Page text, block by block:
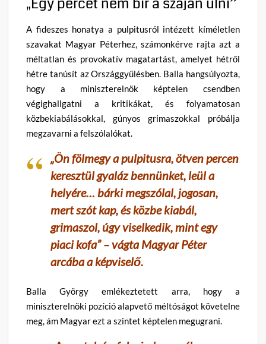
A fideszes honatya a pulpitusról intézett kíméletlen
szavakat Magyar Péterhez, számonkérve rajta azt a
méltatlan és provokatív magatartást, amelyet hétről
hétre tanúsít az Országgyűlésben. Balla hangsúlyozta,
hogy a miniszterelnök képtelen csendben
végighallgatni a kritikákat, és folyamatosan
közbekiabálásokkal, gúnyos grimaszokkal próbálja
megzavarni a felszólalókat.
„Ön fölmegy a pulpitusra, ötven percen
keresztül gyaláz bennünket, leül a
helyére… bárki megszólal, jogosan,
mert szót kap, és közbe kiabál,
grimaszol, úgy viselkedik, mint egy
piaci kofa” – vágta Magyar Péter
arcába a képviselő.
Balla György emlékeztetett arra, hogy a
miniszterelnöki pozíció alapvető méltóságot követelne
meg, ám Magyar ezt a szintet képtelen megugrani.